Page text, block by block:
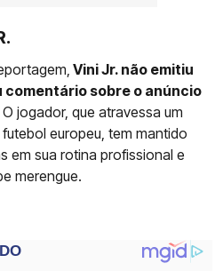
Vini Jr. não emitiu
sobre o anúncio
O jogador, que atravessa um
europeu, tem mantido
em sua rotina profissional e
merengue.